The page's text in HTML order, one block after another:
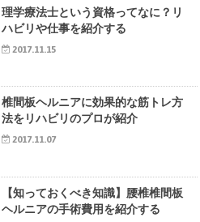
理学療法士という資格ってなに？リ
ハビリや仕事を紹介する
2017.11.15
椎間板ヘルニアに効果的な筋トレ方
法をリハビリのプロが紹介
2017.11.07
【知っておくべき知識】腰椎椎間板
ヘルニアの手術費用を紹介する